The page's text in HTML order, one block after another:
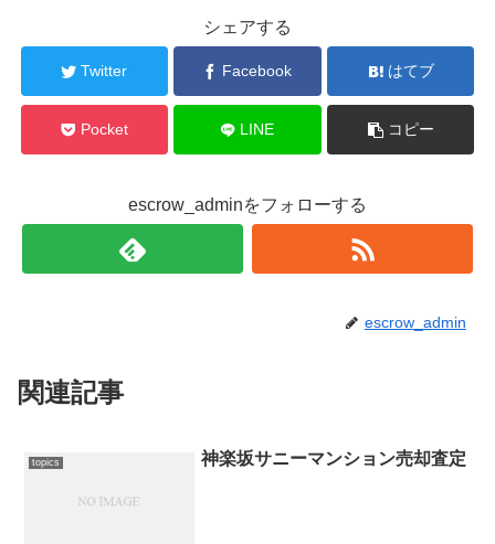
シェアする
Twitter Facebook はてブ
Pocket LINE コピー
escrow_adminをフォローする
escrow_admin
関連記事
topics 神楽坂サニーマンション売却査定